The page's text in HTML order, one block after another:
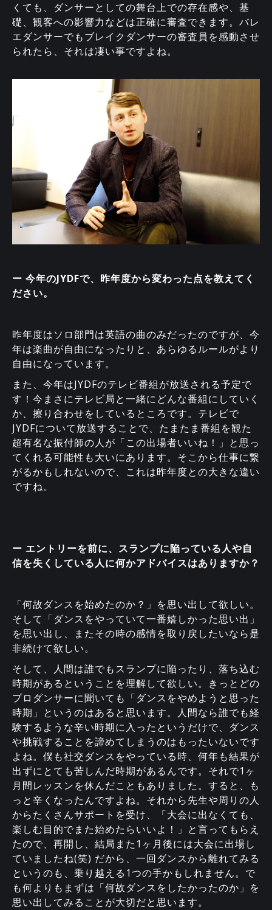
くても、ダンサーとしての舞台上での存在感や、基
礎、観客への影響力などは正確に審査できます。バレ
エダンサーでもブレイクダンサーの審査員を感動させ
られたら、それは凄い事ですよね。
ー 今年のJYDFで、昨年度から変わった点を教えてく
ださい。
昨年度はソロ部門は英語の曲のみだったのですが、今
年は楽曲が自由になったりと、あらゆるルールがより
自由になっています。
また、今年はJYDFのテレビ番組が放送される予定で
す！今まさにテレビ局と一緒にどんな番組にしていく
か、擦り合わせをしているところです。テレビで
JYDFについて放送することで、たまたま番組を観た
超有名な振付師の人が「この出場者いいね！」と思っ
てくれる可能性も大いにあります。そこから仕事に繋
がるかもしれないので、これは昨年度との大きな違い
ですね。
ー エントリーを前に、スランプに陥っている人や自
信を失くしている人に何かアドバイスはありますか？
「何故ダンスを始めたのか？」を思い出して欲しい。
そして「ダンスをやっていて一番嬉しかった思い出」
を思い出し、またその時の感情を取り戻したいなら是
非続けて欲しい。
そして、人間は誰でもスランプに陥ったり、落ち込む
時期があるということを理解して欲しい。きっとどの
プロダンサーに聞いても「ダンスをやめようと思った
時期」というのはあると思います。人間なら誰でも経
験するような辛い時期に入ったというだけで、ダンス
や挑戦することを諦めてしまうのはもったいないです
よね。僕も社交ダンスをやっている時、何年も結果が
出ずにとても苦しんだ時期があるんです。それで1ヶ
月間レッスンを休んだこともありました。すると、も
っと辛くなったんですよね。それから先生や周りの人
からたくさんサポートを受け、「大会に出なくても、
楽しむ目的でまた始めたらいいよ！」と言ってもらえ
たので、再開し、結局また1ヶ月後には大会に出場し
ていましたね(笑) だから、一回ダンスから離れてみる
というのも、乗り越える1つの手かもしれません。で
も何よりもまずは「何故ダンスをしたかったのか」を
思い出してみることが大切だと思います。